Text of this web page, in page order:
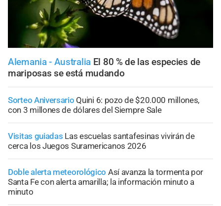
Alemania - Australia El 80 % de las especies de
mariposas se está mudando
Sorteo Aniversario Quini 6: pozo de $20.000 millones,
con 3 millones de dólares del Siempre Sale
Visitas guiadas Las escuelas santafesinas vivirán de
cerca los Juegos Suramericanos 2026
Doble alerta meteorológico Así avanza la tormenta por
Santa Fe con alerta amarilla; la información minuto a
minuto